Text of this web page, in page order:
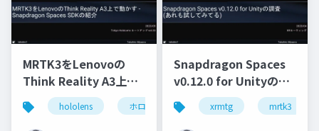
MRTK3をLenovoの
Think Reality A3上で
動かす - Snapdragon
Spaces SDKの紹介
hololens ホロマジ snapdragonspaces
Snapdragon Spaces
v0.12.0 for Unityの調
査(あれも試してみて
る)
xrmtg mrtk3